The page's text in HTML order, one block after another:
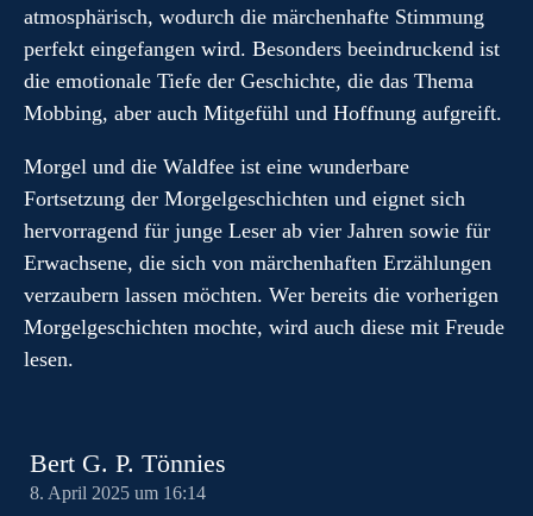
atmosphärisch, wodurch die märchenhafte Stimmung
perfekt eingefangen wird. Besonders beeindruckend ist
die emotionale Tiefe der Geschichte, die das Thema
Mobbing, aber auch Mitgefühl und Hoffnung aufgreift.
Morgel und die Waldfee ist eine wunderbare
Fortsetzung der Morgelgeschichten und eignet sich
hervorragend für junge Leser ab vier Jahren sowie für
Erwachsene, die sich von märchenhaften Erzählungen
verzaubern lassen möchten. Wer bereits die vorherigen
Morgelgeschichten mochte, wird auch diese mit Freude
lesen.
Bert G. P. Tönnies
8. April 2025 um 16:14